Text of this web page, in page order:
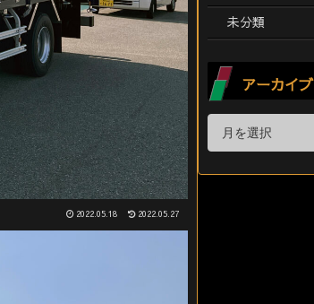
2022.05.18 2022.05.27
未分類
アーカイブ